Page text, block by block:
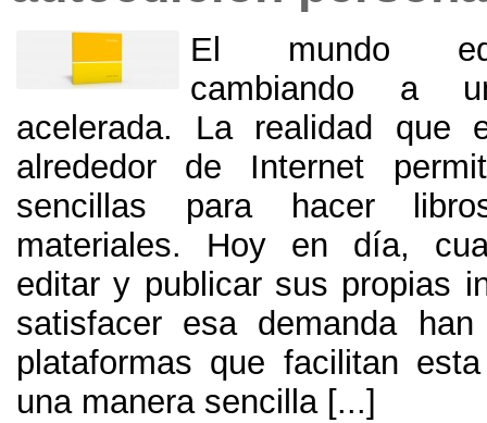
El mundo
cambiando a
acelerada. La realidad que
alrededor de Internet
sencillas para hacer
materiales. Hoy en día,
editar y publicar sus propias
satisfacer esa demanda
plataformas que facilitan
una manera sencilla [...]